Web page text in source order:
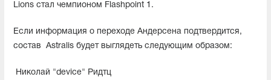
Lions стал чемпионом Flashpoint 1.
Если информация о переходе Андерсена подтвердится,
состав
Astralis будет выглядеть следующим образом:
Николай "device" Ридтц